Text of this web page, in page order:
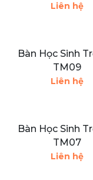
Liên hệ
Bàn Học Sinh
TM09
Liên hệ
Bàn Học Sinh
TM07
Liên hệ